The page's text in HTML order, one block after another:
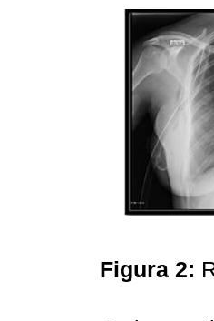
Figura 2: